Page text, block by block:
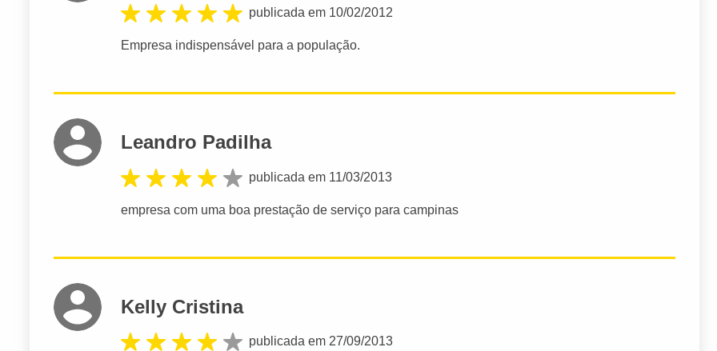
publicada em 10/02/2012
Empresa indispensável para a população.
Leandro Padilha
publicada em 11/03/2013
empresa com uma boa prestação de serviço para campinas
Kelly Cristina
publicada em 27/09/2013